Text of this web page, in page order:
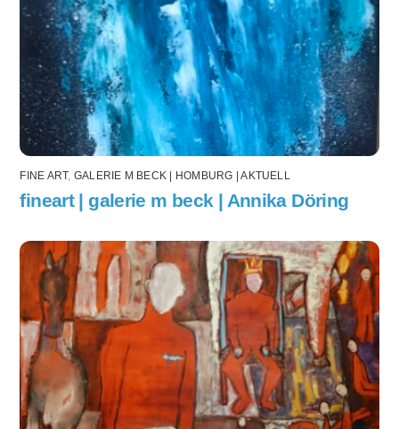
FINE ART, GALERIE M BECK | HOMBURG | AKTUELL
fineart | galerie m beck | Annika Döring